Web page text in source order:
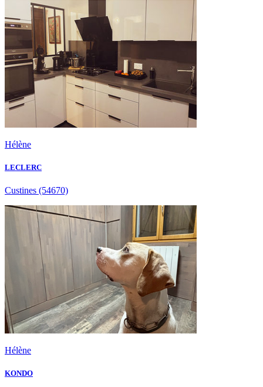
Hélène
LECLERC
Custines (54670)
Hélène
KONDO